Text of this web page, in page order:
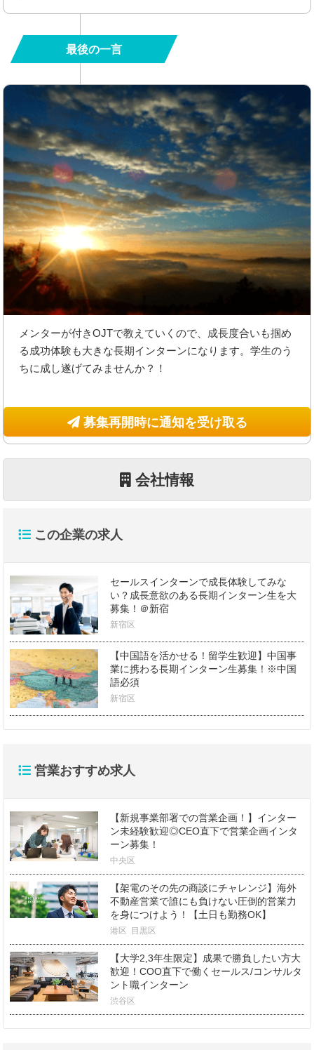
最後の一言
メンターが付きOJTで教えていくので、成長度合いも掴め
る成功体験も大きな長期インターンになります。学生のう
ちに成し遂げてみませんか？！
募集再開時に通知を受け取る
会社情報
この企業の求人
セールスインターンで成長体験してみな
い？成長意欲のある長期インターン生を大
募集！＠新宿
新宿区
【中国語を活かせる！留学生歓迎】中国事
業に携わる長期インターン生募集！※中国
語必須
新宿区
営業おすすめ求人
【新規事業部署での営業企画！】インター
ン未経験歓迎◎CEO直下で営業企画インタ
ーン募集！
中央区
【架電のその先の商談にチャレンジ】海外
不動産営業で誰にも負けない圧倒的営業力
を身につけよう！【土日も勤務OK】
港区 目黒区
【大学2,3年生限定】成果で勝負したい方大
歓迎！COO直下で働くセールス/コンサルタ
ント職インターン
渋谷区